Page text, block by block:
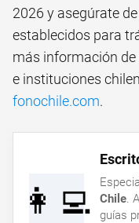
2026 y asegúrate
establecidos para
más información
e instituciones
fonochile.com.
👩‍💻
Chile.
guías